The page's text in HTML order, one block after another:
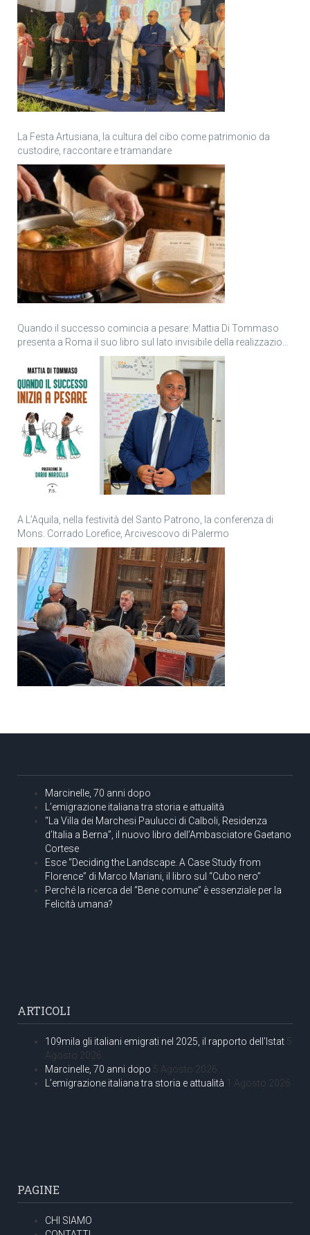
La Festa Artusiana, la cultura del cibo come patrimonio da
custodire, raccontare e tramandare
Quando il successo comincia a pesare: Mattia Di Tommaso
presenta a Roma il suo libro sul lato invisibile della realizzazione
A L’Aquila, nella festività del Santo Patrono, la conferenza di
Mons. Corrado Lorefice, Arcivescovo di Palermo
Marcinelle, 70 anni dopo
L’emigrazione italiana tra storia e attualità
“La Villa dei Marchesi Paulucci di Calboli, Residenza
d’Italia a Berna”, il nuovo libro dell’Ambasciatore Gaetano
Cortese
Esce “Deciding the Landscape. A Case Study from
Florence” di Marco Mariani, il libro sul “Cubo nero”
Perché la ricerca del “Bene comune” è essenziale per la
Felicità umana?
ARTICOLI
109mila gli italiani emigrati nel 2025, il rapporto dell’Istat 5
Agosto 2026
Marcinelle, 70 anni dopo 5 Agosto 2026
L’emigrazione italiana tra storia e attualità 1 Agosto 2026
PAGINE
CHI SIAMO